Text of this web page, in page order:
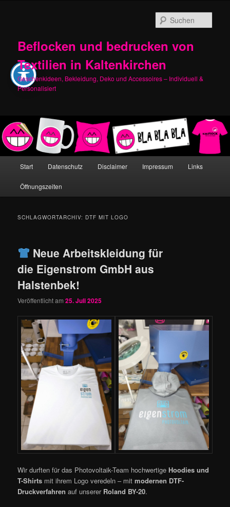
Beflocken und bedrucken von
Textilien in Kaltenkirchen
Geschenkideen, Bekleidung, Deko und Accessoires – Individuell &
Personalisiert
Start Datenschutz Disclaimer Impressum Links
Öffnungszeiten
SCHLAGWORTARCHIV: DTF MIT LOGO
Neue Arbeitskleidung für
die Eigenstrom GmbH aus
Halstenbek!
Veröffentlicht am25. Juli 2025
Wir durften für das Photovoltaik-Team hochwertige Hoodies und
T-Shirts mit ihrem Logo veredeln – mitmodernen DTF-
Druckverfahren auf unserer Roland BY-20.